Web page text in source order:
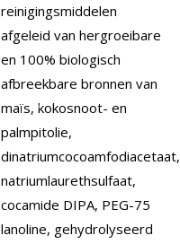
reinigingsmiddelen
afgeleid van hergroeibare
en 100% biologisch
afbreekbare bronnen van
maïs, kokosnoot- en
palmpitolie,
dinatriumcocoamfodiacetaat,
natriumlaurethsulfaat,
cocamide DIPA, PEG-75
lanoline, gehydrolyseerd